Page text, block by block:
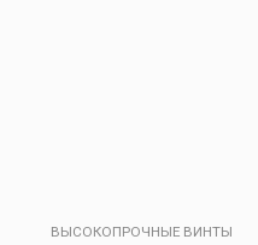
ВЫСОКОПРОЧНЫЕ ВИНТЫ